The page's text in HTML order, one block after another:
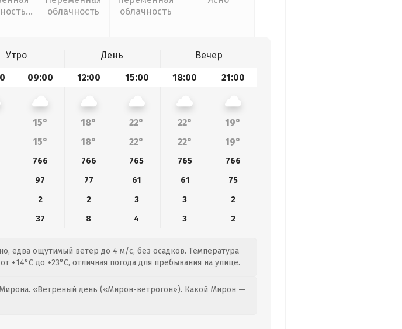
облачность
облачность
Утро День
Вечер
09:00 12:00 15:00 18:00 21:00
15° 18° 22° 22°
19°
15° 18° 22° 22° 19°
766 766 765 765
766
97 77 61 61
75
2 2 3 3
2
37 8 4 3 2
едва ощутимый ветер до 4 м/с, без осадков. Температура
+14°C до +23°C, отличная погода для пребывания на улице.
«Ветреный день («Мирон-ветрогон»). Какой Мирон —